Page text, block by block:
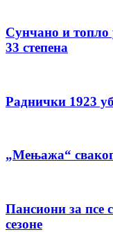
Сунчано и топло
33 степена
Раднички 1923
„Мењажа“
Пансиони за псе
сезоне